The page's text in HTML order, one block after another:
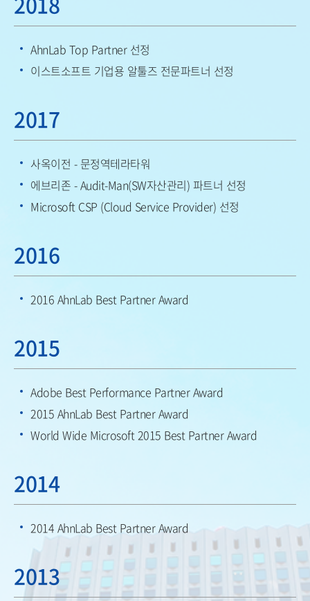
AhnLab Top Partner 선정
이스트소프트 기업용 알툴즈 전문파트너 선정
2017
사옥이전 - 문정역테라타워
에브리존 - Audit-Man(SW자산관리) 파트너 선정
Microsoft CSP (Cloud Service Provider) 선정
2016
2016 AhnLab Best Partner Award
2015
Adobe Best Performance Partner Award
2015 AhnLab Best Partner Award
World Wide Microsoft 2015 Best Partner Award
2014
2014 AhnLab Best Partner Award
2013